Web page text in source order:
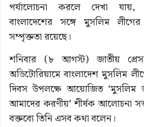
পর্যালোচনা করলে দেখা
বাংলাদেশের সঙ্গে মুসলিম
সম্পৃক্ততা রয়েছে।
শনিবার (৮ আগস্ট) জাতীয়
অডিটোরিয়ামে বাংলাদেশ মুসলিম
দিবস উপলক্ষে আয়োজিত ‘মুসলিম
আমাদের করণীয়’ শীর্ষক আলোচনা
বক্তব্যে তিনি এসব কথা বলেন।